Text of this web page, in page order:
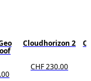
Cloudhorizon 2
CHF 230.00